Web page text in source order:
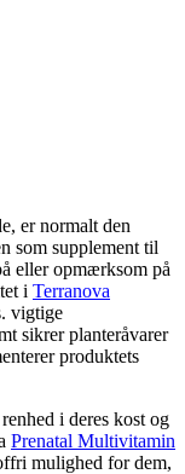
er normalt den
som supplement til
eller opmærksom på
i Terranova
vigtige
sikrer planteråvarer
produktets
i deres kost og
Prenatal Multivitamin
mulighed for dem,